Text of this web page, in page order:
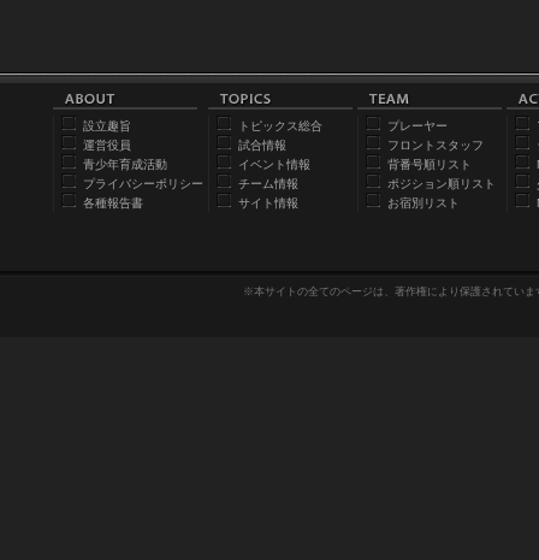
設立趣旨
運営役員
青少年育成活動
プライバシーポリシー
各種報告書
トピックス総合
試合情報
イベント情報
チーム情報
サイト情報
プレーヤー
フロントスタッフ
背番号順リスト
ポジション順リスト
お宿別リスト
※本サイトの全てのページは、著作権により保護されてい